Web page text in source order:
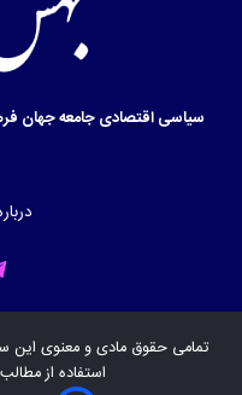
سیاسیاقتصادیجامعهجهان
تمامی حقوق مادی و معنوی این
استفاده از